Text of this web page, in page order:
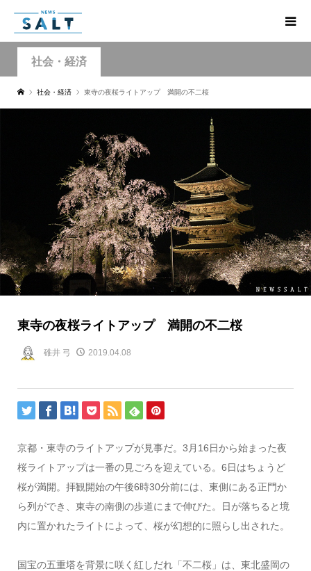
社会・経済
社会・経済 東寺の夜桜ライトアップ 満開の不二桜
東寺の夜桜ライトアップ 満開の不二桜
碓井 弓 2019.04.08
京都・東寺のライトアップが見事だ。3月16日から始まった夜
桜ライトアップは一番の見ごろを迎えている。6日はちょうど
桜が満開。拝観開始の午後6時30分前には、東側にある正門か
ら列ができ、東寺の南側の歩道にまで伸びた。日が落ちると境
内に置かれたライトによって、桜が幻想的に照らし出された。
国宝の五重塔を背景に咲く紅しだれ「不二桜」は、東北盛岡の